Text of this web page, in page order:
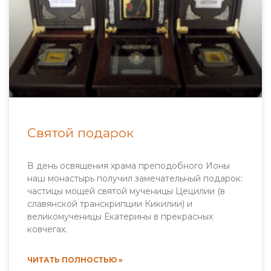
Святой подарок
В день освящения храма преподобного Ионы
наш монастырь получил замечательный подарок:
частицы мощей святой мученицы Цецилии (в
славянской транскрипции Кикилии) и
великомученицы Екатерины в прекрасных
ковчегах.
ЧИТАТЬ ПОЛНОСТЬЮ »